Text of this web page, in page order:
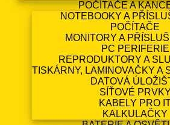
POČÍTAČE A
NOTEBOOKY A
POČÍTAČE
MONITORY A
PC PERIFERIE
REPRODUKTORY A
TISKÁRNY, LAMINOVAČKY A
DATOVÁ
SÍŤOVÉ PRVKY
KABELY PRO
KALKULAČKY